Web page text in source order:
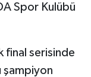
Spor Kulübü
final serisinde
şampiyon